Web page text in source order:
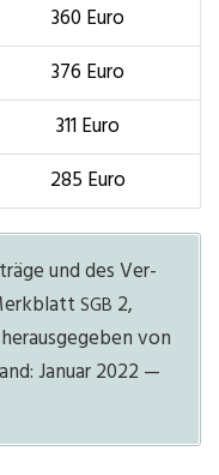
360 Euro
376 Euro
311 Euro
285 Euro
und des Ver­
SGB 2,
von
Janu­ar 2022 —